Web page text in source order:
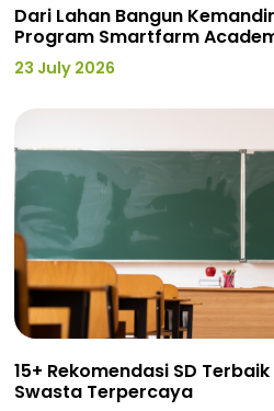
Dari Lahan Bangun
Program Smartfarm
23 July 2026
15+ Rekomendasi SD
Swasta Terpercaya